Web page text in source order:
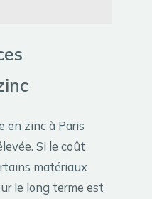
en zinc à Paris
Si le coût
matériaux
le long terme est